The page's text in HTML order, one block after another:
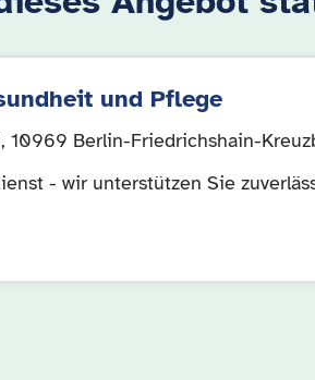
und Pflege
10969 Berlin-Friedrichshain-
- wir unterstützen Sie